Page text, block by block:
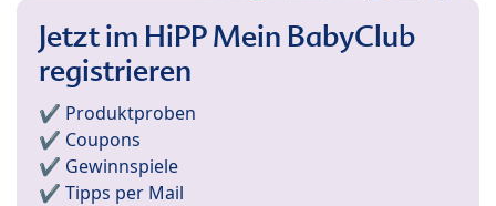
Jetzt im HiPP Mein BabyClub
registrieren
✔️ Produktproben
✔️ Coupons
✔️ Gewinnspiele
✔️ Tipps per Mail